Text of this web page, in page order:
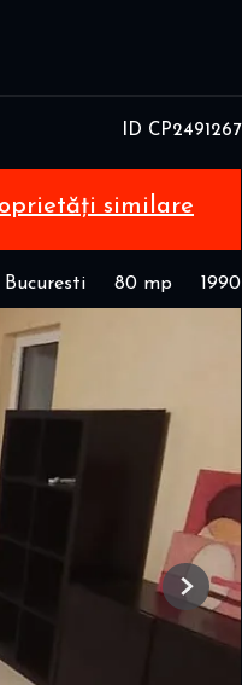
ID CP2491267
similare
Bucuresti 80 mp 1990
Next